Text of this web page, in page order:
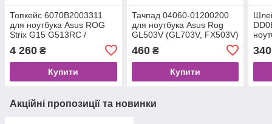
Топкейс 6070B2003311
для ноутбука Asus ROG
Strix G15 G513RC /
4 260 ₴
Купити
Тачпад 04060-01200200
для ноутбука Asus Rog
GL503V (GL703V, FX503V)
460₴
Купити
340
Акційні пропозиції та новинки